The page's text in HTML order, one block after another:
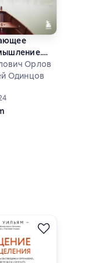
эмоции и
Орлов
Одинцов
рейтинг 4,7 на основе 24